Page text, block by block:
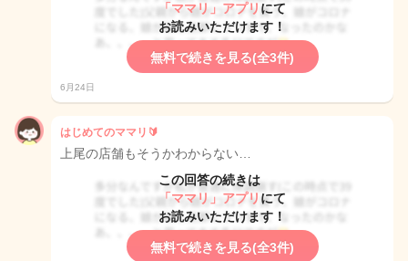
「ママリ」アプリ にて
お読みいただけます！
無料で続きを見る(全3件)
6月24日
はじめてのママリ🔰
上尾の店舗もそうかわからない…
この回答の続きは
「ママリ」アプリ にて
お読みいただけます！
無料で続きを見る(全3件)